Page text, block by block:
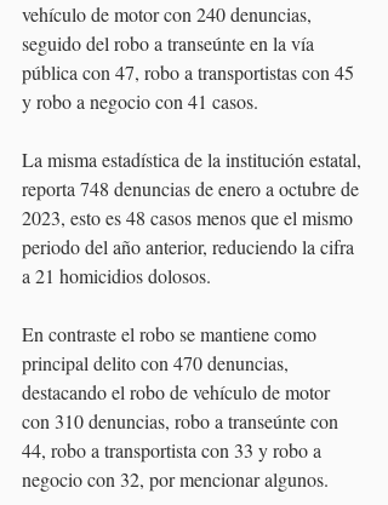
vehículo de motor con 240 denuncias,
seguido del robo a transeúnte en la vía
pública con 47, robo a transportistas con 45
y robo a negocio con 41 casos.
La misma estadística de la institución estatal,
reporta 748 denuncias de enero a octubre de
2023, esto es 48 casos menos que el mismo
periodo del año anterior, reduciendo la cifra
a 21 homicidios dolosos.
En contraste el robo se mantiene como
principal delito con 470 denuncias,
destacando el robo de vehículo de motor
con 310 denuncias, robo a transeúnte con
44, robo a transportista con 33 y robo a
negocio con 32, por mencionar algunos.